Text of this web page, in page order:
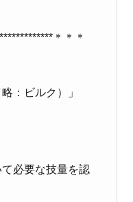
＊＊＊
：ビルク）」
必要な技量を認